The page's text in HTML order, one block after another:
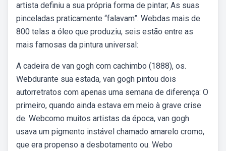
artista definiu a sua própria forma de pintar; As suas
pinceladas praticamente “falavam”. Webdas mais de
800 telas a óleo que produziu, seis estão entre as
mais famosas da pintura universal:
A cadeira de van gogh com cachimbo (1888), os.
Webdurante sua estada, van gogh pintou dois
autorretratos com apenas uma semana de diferença: O
primeiro, quando ainda estava em meio à grave crise
de. Webcomo muitos artistas da época, van gogh
usava um pigmento instável chamado amarelo cromo,
que era propenso a desbotamento ou. Webo